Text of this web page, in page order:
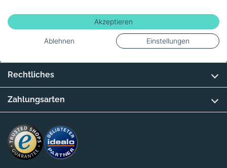
Service
Rechtliches
Zahlungsarten
Akzeptieren
Ablehnen Einstellungen